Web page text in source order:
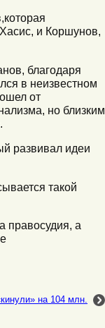
и Коршунов,
благодаря
в неизвестном
от
но близким
развивал идеи
такой
правосудия, а
на 104 млн.